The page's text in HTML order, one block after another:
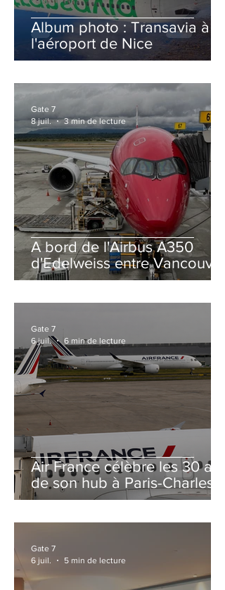
Album photo : Transavia à
l'aéroport de Nice
A bord de l'Airbus A350
d'Edelweiss entre Vancouver
et Zurich
Gate 7
8 juil.
3 min de lecture
Air France célèbre les 30 ans
de son hub à Paris-Charles
de Gaulle
Gate 7
6 juil.
6 min de lecture
Gate 7
6 juil.
5 min de lecture